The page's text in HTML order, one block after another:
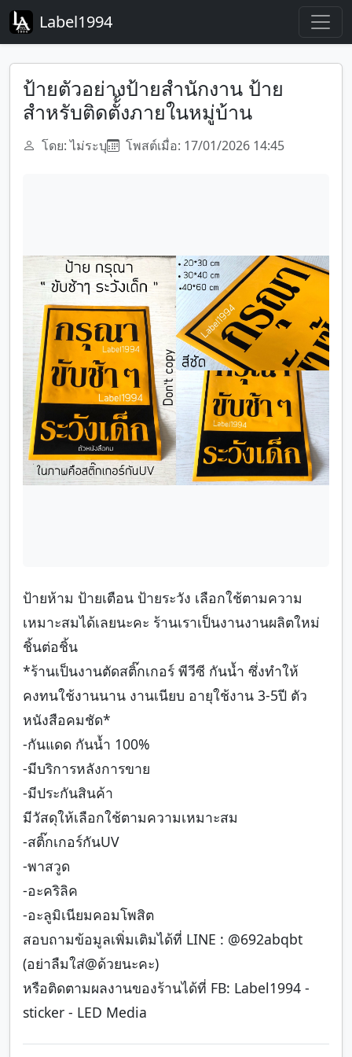
Label1994
ป้ายตัวอย่างป้ายสำนักงาน ป้าย
สำหรับติดตั้้งภายในหมู่บ้าน
โดย: ไม่ระบุ โพสต์เมื่อ: 17/01/2026 14:45
ป้ายห้าม ป้ายเตือน ป้ายระวัง เลือกใช้ตามความ
เหมาะสมได้เลยนะคะ ร้านเราเป็นงานงานผลิตใหม่
ชิ้นต่อชิ้น
*ร้านเป็นงานตัดสติ๊กเกอร์ พีวีซี กันน้ำ ซึ่งทำให้
คงทนใช้งานนาน งานเนียบ อายุใช้งาน 3-5ปี ตัว
หนังสือคมชัด*
-กันแดด กันน้ำ 100%
-มีบริการหลังการขาย
-มีประกันสินค้า
มีวัสดุให้เลือกใช้ตามความเหมาะสม
-สติ๊กเกอร์กันUV
-พาสวูด
-อะคริลิค
-อะลูมิเนียมคอมโพสิต
สอบถามข้อมูลเพิ่มเติมได้ที่ LINE : @692abqbt
(อย่าลืมใส่@ด้วยนะคะ)
หรือติดตามผลงานของร้านได้ที่ FB: Label1994 -
sticker - LED Media